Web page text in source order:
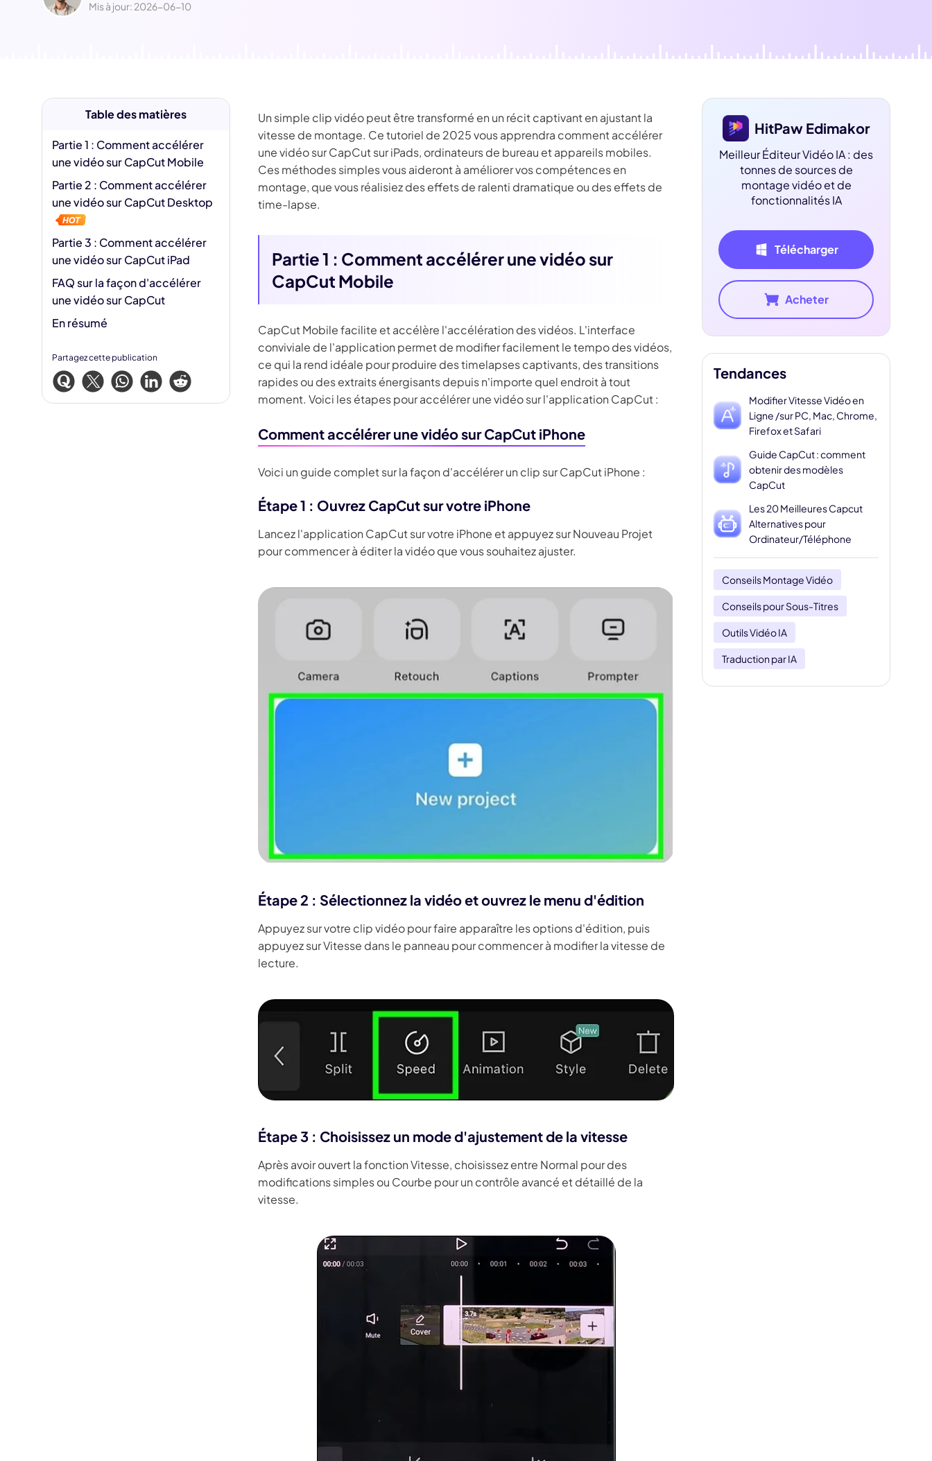
Mis à jour: 2026-06-10
Table des matières
Partie 1 : Comment accélérer
une vidéo sur CapCut Mobile
Partie 2 : Comment accélérer
une vidéo sur CapCut Desktop
Partie 3 : Comment accélérer
une vidéo sur CapCut iPad
FAQ sur la façon d'accélérer
une vidéo sur CapCut
En résumé
Partagez cette publication
Un simple clip vidéo peut être transformé en un récit captivant en ajustant la
vitesse de montage. Ce tutoriel de 2025 vous apprendra comment accélérer
une vidéo sur CapCut sur iPads, ordinateurs de bureau et appareils mobiles.
Ces méthodes simples vous aideront à améliorer vos compétences en
montage, que vous réalisiez des effets de ralenti dramatique ou des effets de
time-lapse.
Partie 1 : Comment accélérer une vidéo sur
CapCut Mobile
CapCut Mobile facilite et accélère l'accélération des vidéos. L'interface
conviviale de l'application permet de modifier facilement le tempo des vidéos,
ce qui la rend idéale pour produire des timelapses captivants, des transitions
rapides ou des extraits énergisants depuis n'importe quel endroit à tout
moment. Voici les étapes pour accélérer une vidéo sur l'application CapCut :
Comment accélérer une vidéo sur CapCut iPhone
Voici un guide complet sur la façon d'accélérer un clip sur CapCut iPhone :
Étape 1 : Ouvrez CapCut sur votre iPhone
Lancez l'application CapCut sur votre iPhone et appuyez sur Nouveau Projet
pour commencer à éditer la vidéo que vous souhaitez ajuster.
Étape 2 : Sélectionnez la vidéo et ouvrez le menu d'édition
Appuyez sur votre clip vidéo pour faire apparaître les options d'édition, puis
appuyez sur Vitesse dans le panneau pour commencer à modifier la vitesse de
lecture.
Étape 3 : Choisissez un mode d'ajustement de la vitesse
Après avoir ouvert la fonction Vitesse, choisissez entre Normal pour des
modifications simples ou Courbe pour un contrôle avancé et détaillé de la
vitesse.
HitPaw Edimakor
Meilleur Éditeur Vidéo IA : des
tonnes de sources de
montage vidéo et de
fonctionnalités IA
Télécharger
Acheter
Tendances
Modifier Vitesse Vidéo en
Ligne /sur PC, Mac, Chrome,
Firefox et Safari
Guide CapCut : comment
obtenir des modèles
CapCut
Les 20 Meilleures Capcut
Alternatives pour
Ordinateur/Téléphone
Conseils Montage Vidéo
Conseils pour Sous-Titres
Outils Vidéo IA
Traduction par IA
Kling 3.0 sur Edimakor Hot